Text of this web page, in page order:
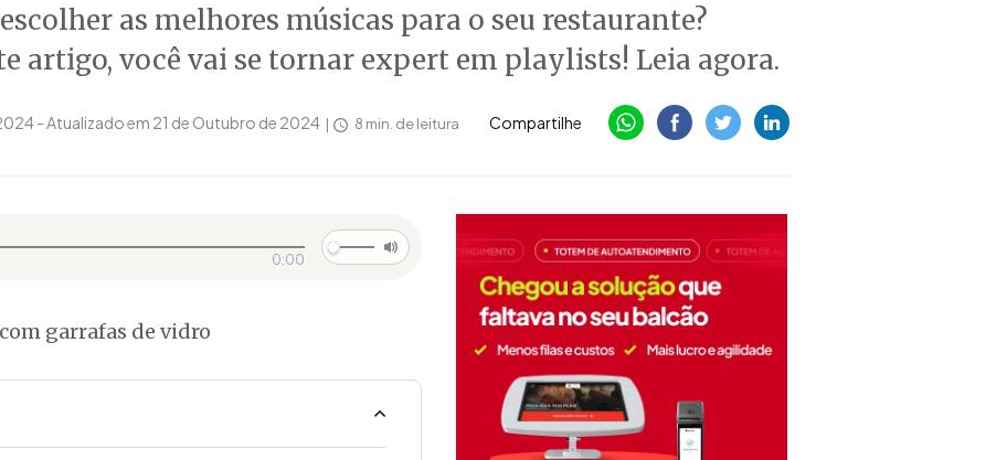
as melhores músicas para o seu restaurante?
artigo, você vai se tornar expert em playlists! Leia agora.
- Atualizado em 21 de Outubro de 2024 8 min. de leitura Compartilhe
0:00